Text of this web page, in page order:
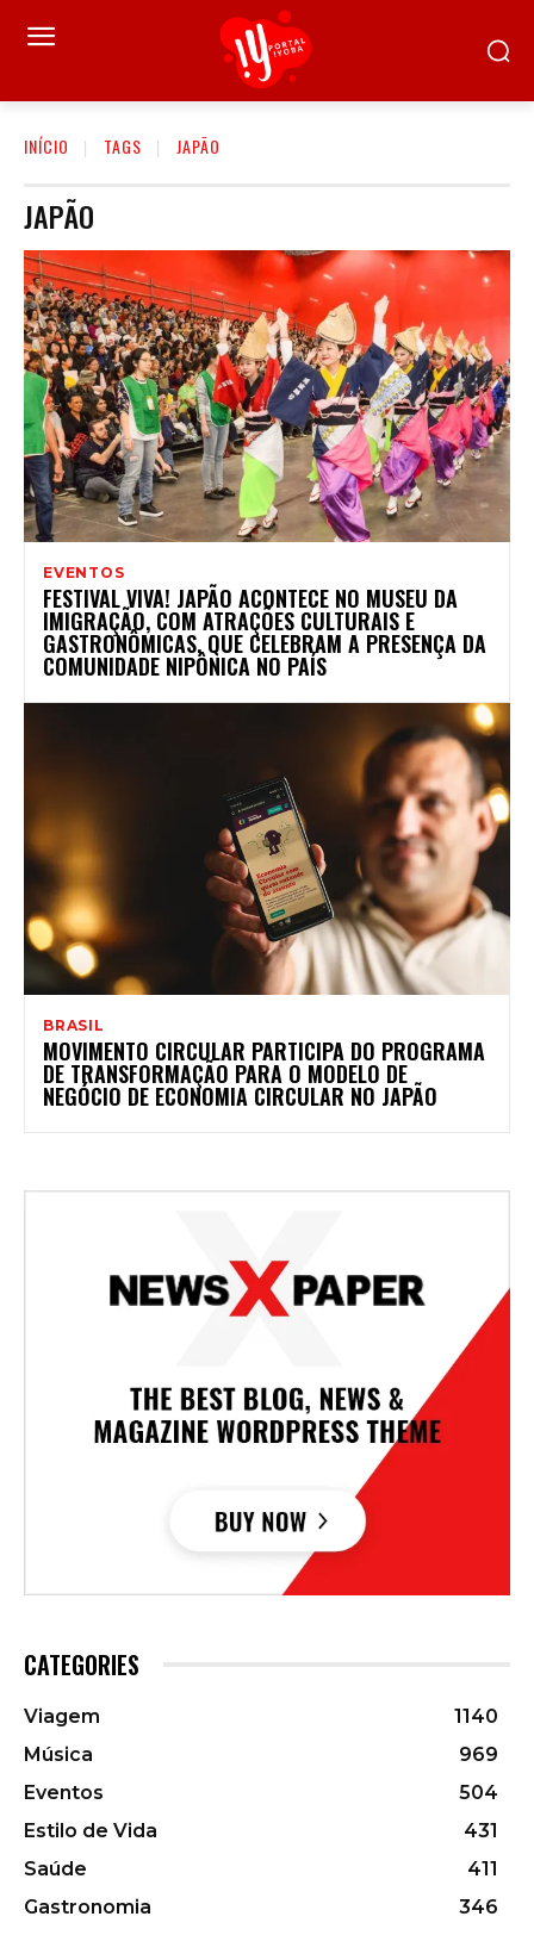
INÍCIO TAGS JAPÃO
JAPÃO
EVENTOS
FESTIVAL VIVA! JAPÃO ACONTECE NO MUSEU DA
IMIGRAÇÃO, COM ATRAÇÕES CULTURAIS E
GASTRONÔMICAS, QUE CELEBRAM A PRESENÇA DA
COMUNIDADE NIPÔNICA NO PAÍS
BRASIL
MOVIMENTO CIRCULAR PARTICIPA DO PROGRAMA
DE TRANSFORMAÇÃO PARA O MODELO DE
NEGÓCIO DE ECONOMIA CIRCULAR NO JAPÃO
CATEGORIES
Viagem
1140
Música
969
Eventos
504
Estilo de Vida
431
Saúde
411
Gastronomia
346